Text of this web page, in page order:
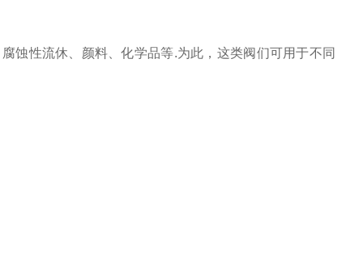
性流休、颜料、化学品等.为此，这类阀们可用于不同